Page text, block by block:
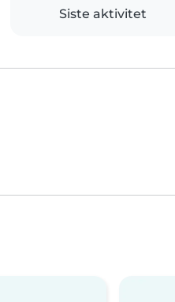
Siste aktivitet